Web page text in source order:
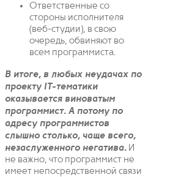
Ответственные со
стороны исполнителя
(веб-студии), в свою
очередь, обвиняют во
всем программиста.
В итоге, в любых неудачах по
проекту IT-тематики
оказывается виноватым
программист. А потому по
адресу программистов
слышно столько, чаще всего,
незаслуженного негатива. И
не важно, что программист не
имеет непосредственной связи